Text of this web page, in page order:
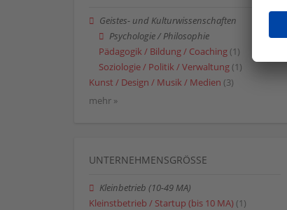
Geistes- und Kulturwissenschaften
Psychologie / Philosophie
Pädagogik / Bildung / Coaching (1)
Soziologie / Politik / Verwaltung (1)
Kunst / Design / Musik / Medien (3)
mehr »
UNTERNEHMENSGRÖSSE
Kleinbetrieb (10-49 MA)
Kleinstbetrieb / Startup (bis 10 MA) (1)